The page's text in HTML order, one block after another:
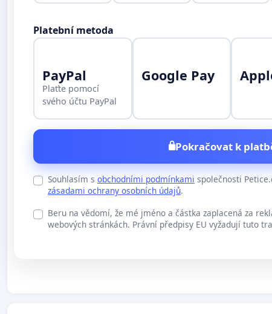
Platební metoda
PayPal
Plaťte pomocí
svého účtu PayPal
Google Pay
Pokračovat k
Souhlasím s obchodními podmínkami společnosti
zásadami ochrany osobních údajů.
Beru na vědomí, že mé jméno a částka zaplacená za
webových stránkách. Právní předpisy EU vyžadují tuto